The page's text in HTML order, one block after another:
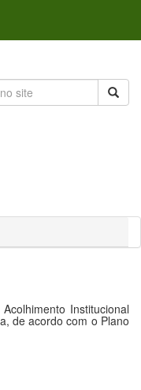
Institucional
de acordo com o Plano